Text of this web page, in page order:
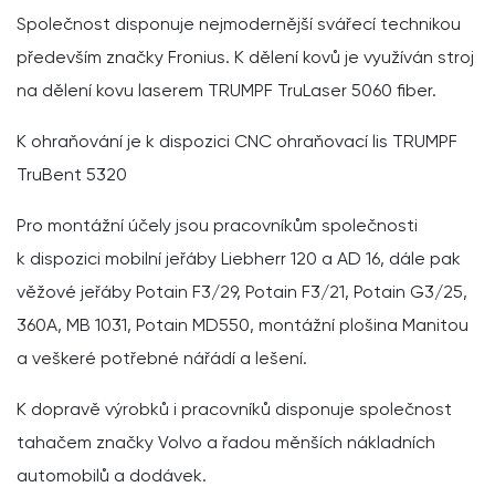
Společnost disponuje nejmodernější svářecí technikou
především značky Fronius. K dělení kovů je využíván stroj
na dělení kovu laserem TRUMPF TruLaser 5060 fiber.
K ohraňování je k dispozici CNC ohraňovací lis TRUMPF
TruBent 5320
Pro montážní účely jsou pracovníkům společnosti
k dispozici mobilní jeřáby Liebherr 120 a AD 16, dále pak
věžové jeřáby Potain F3/29, Potain F3/21, Potain G3/25,
360A, MB 1031, Potain MD550, montážní plošina Manitou
a veškeré potřebné nářádí a lešení.
K dopravě výrobků i pracovníků disponuje společnost
tahačem značky Volvo a řadou měnších nákladních
automobilů a dodávek.